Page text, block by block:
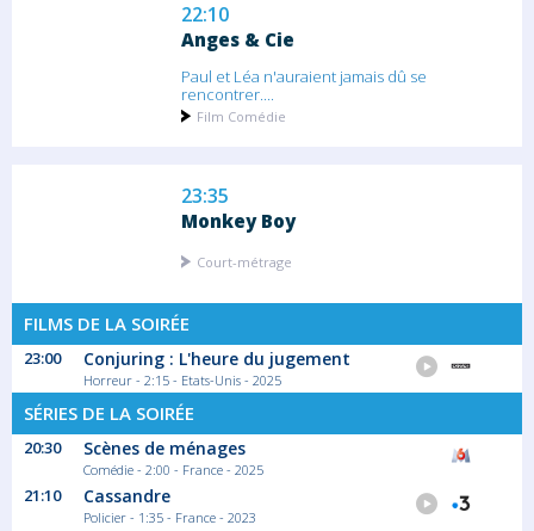
22:10
Anges & Cie
Paul et Léa n'auraient jamais dû se
rencontrer....
Film Comédie
23:35
Monkey Boy
Court-métrage
00:05
Aventures sexuelles sur une île
déserte
Téléfilm Pornographique
FILMS DE LA SOIRÉE
23:00 Conjuring : L'heure du jugement
Horreur - 2:15 - Etats-Unis - 2025
SÉRIES DE LA SOIRÉE
20:30 Scènes de ménages
Comédie - 2:00 - France - 2025
21:10 Cassandre
Policier - 1:35 - France - 2023